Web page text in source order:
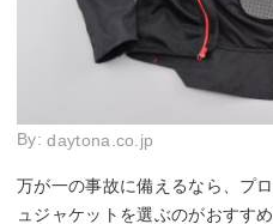
By:daytona.co.jp
万が一の事故に備えるなら、プ
ュジャケットを選ぶのがおすす